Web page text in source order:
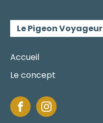
Le Pigeon Voyageur
Accueil
Le concept